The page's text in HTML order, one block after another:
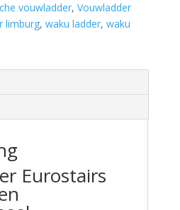
vouwladder, Vouwladder
limburg, waku ladder, waku
Eurostairs